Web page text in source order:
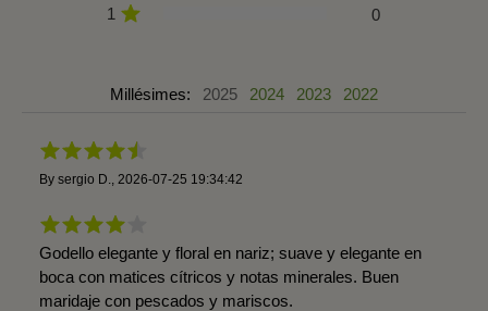
1
0
Millésimes: 2025 2024 2023 2022
By sergio D. 2026-07-25 19:34:42
Godello elegante y floral en nariz; suave y elegante en
boca con matices cítricos y notas minerales. Buen
maridaje con pescados y mariscos.